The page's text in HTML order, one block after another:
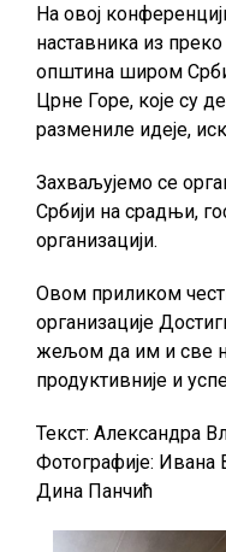
На овој
наставника из
општина широм
Црне Горе, које су
размениле идеје,
Захваљујемо се
Србији на срадњи,
организацији.
Овом приликом
организације
жељом да им и све
продуктивније и
Текст: Александра
Фотографије: Ивана
Дина Панчић